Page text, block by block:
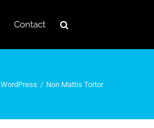
Contact
WordPress Non Mattis Tortor